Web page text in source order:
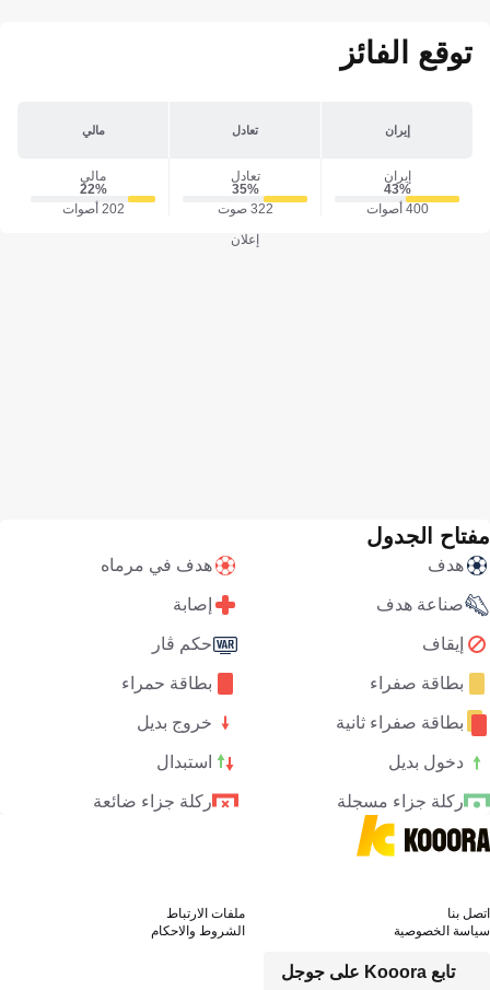
توقع الفائز
إيران تعادل مالي
إيران
43‎%‎
400 أصوات
تعادل
35‎%‎
322 صوت
مالي
22‎%‎
202 أصوات
إعلان
مفتاح الجدول
هدف هدف في مرماه
صناعة هدف إصابة
إيقاف حكم ڤار
بطاقة صفراء بطاقة حمراء
بطاقة صفراء ثانية خروج بديل
دخول بديل استبدال
ركلة جزاء مسجلة ركلة جزاء ضائعة
تابع Kooora على جوجل
اتصل بنا
ملفات الارتباط
سياسة الخصوصية
الشروط والاحكام